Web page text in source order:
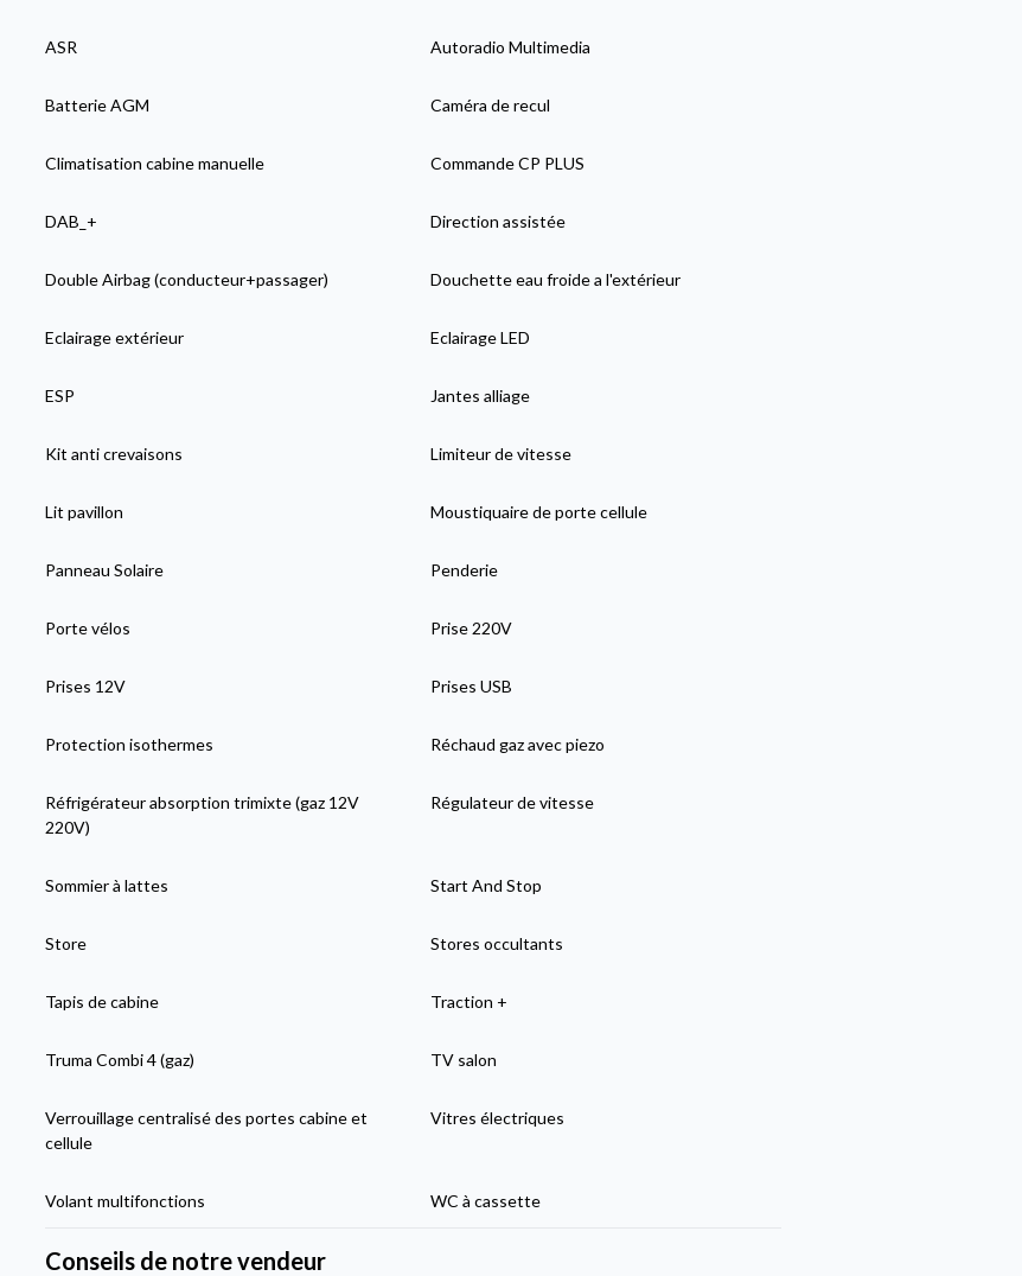
ASR Autoradio Multimedia
Batterie AGM Caméra de recul
Climatisation cabine manuelle Commande CP PLUS
DAB_+ Direction assistée
Double Airbag (conducteur+passager) Douchette eau froide a l'extérieur
Eclairage extérieur Eclairage LED
ESP Jantes alliage
Kit anti crevaisons Limiteur de vitesse
Lit pavillon Moustiquaire de porte cellule
Panneau Solaire Penderie
Porte vélos Prise 220V
Prises 12V Prises USB
Protection isothermes Réchaud gaz avec piezo
Réfrigérateur absorption trimixte (gaz 12V
220V)
Régulateur de vitesse
Sommier à lattes Start And Stop
Store Stores occultants
Tapis de cabine Traction +
Truma Combi 4 (gaz) TV salon
Verrouillage centralisé des portes cabine et
cellule
Vitres électriques
Volant multifonctions WC à cassette
Conseils de notre vendeur